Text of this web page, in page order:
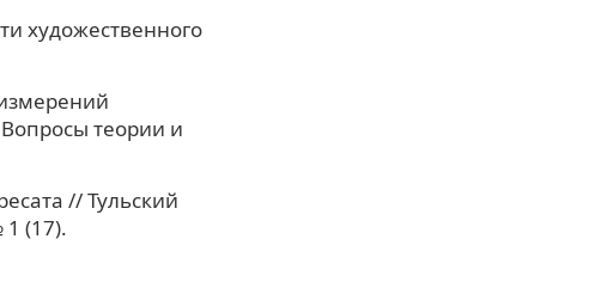
художественного
теории и
// Тульский
(17).